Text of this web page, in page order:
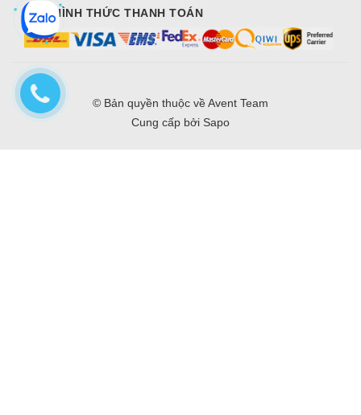
CÁC HÌNH THỨC THANH TOÁN
© Bản quyền thuộc về Avent Team
Cung cấp bởi Sapo